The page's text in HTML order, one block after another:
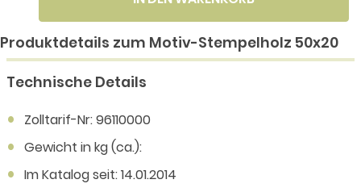
Produktdetails zum Motiv-Stempelholz 50x20
Technische Details
Zolltarif-Nr: 96110000
Gewicht in kg (ca.):
Im Katalog seit: 14.01.2014